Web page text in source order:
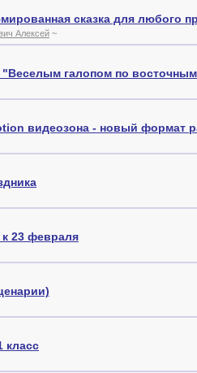
сказка для любого
Алексей ~
"Веселым галопом по
видеозона - новый формат
23 февраля
класс